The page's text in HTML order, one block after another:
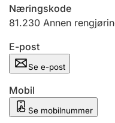
Offentlig sektor
Andre tema
Næringskode
81.230 Annen
E-post
Se e-post
Mobil
Se mobilnummer